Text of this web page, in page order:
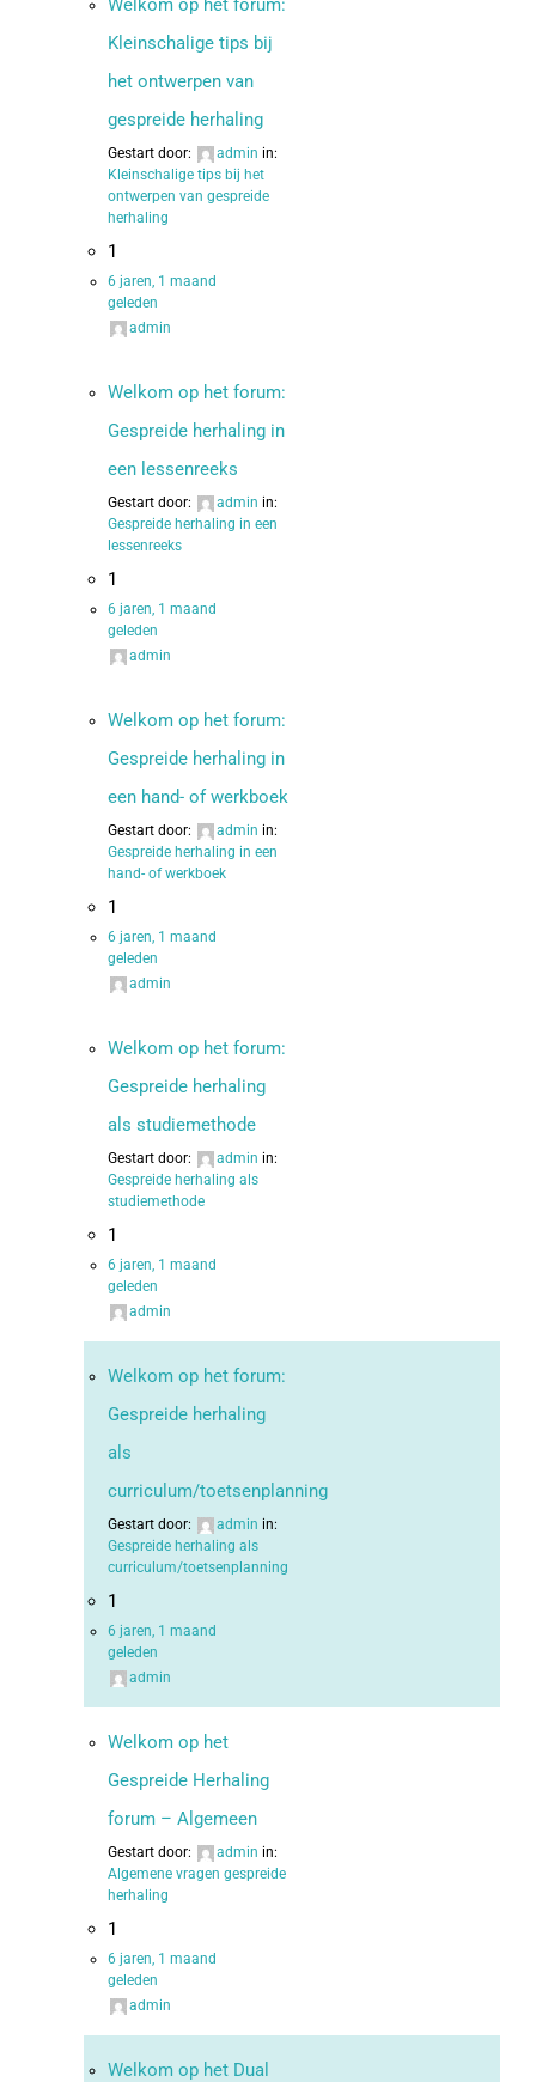
Welkom op het forum:
Kleinschalige tips bij
het ontwerpen van
gespreide herhaling
Gestart door: admin in:
Kleinschalige tips bij het
ontwerpen van gespreide
herhaling
1
6 jaren, 1 maand
geleden
admin
Welkom op het forum:
Gespreide herhaling in
een lessenreeks
Gestart door: admin in:
Gespreide herhaling in een
lessenreeks
1
6 jaren, 1 maand
geleden
admin
Welkom op het forum:
Gespreide herhaling in
een hand- of werkboek
Gestart door: admin in:
Gespreide herhaling in een
hand- of werkboek
1
6 jaren, 1 maand
geleden
admin
Welkom op het forum:
Gespreide herhaling
als studiemethode
Gestart door: admin in:
Gespreide herhaling als
studiemethode
1
6 jaren, 1 maand
geleden
admin
Welkom op het forum:
Gespreide herhaling
als
curriculum/toetsenplanning
Gestart door: admin in:
Gespreide herhaling als
curriculum/toetsenplanning
1
6 jaren, 1 maand
geleden
admin
Welkom op het
Gespreide Herhaling
forum – Algemeen
Gestart door: admin in:
Algemene vragen gespreide
herhaling
1
6 jaren, 1 maand
geleden
admin
Welkom op het Dual